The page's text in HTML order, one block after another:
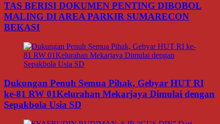
TAS BERISI DOKUMEN PENTING DIBOBOL
MALING DI AREA PARKIR SUMARECON
BEKASI
Dukungan Penuh Semua Pihak, Gebyar HUT RI
ke-81 RW 01Kelurahan Mekarjaya Dimulai dengan
Sepakbola Usia SD